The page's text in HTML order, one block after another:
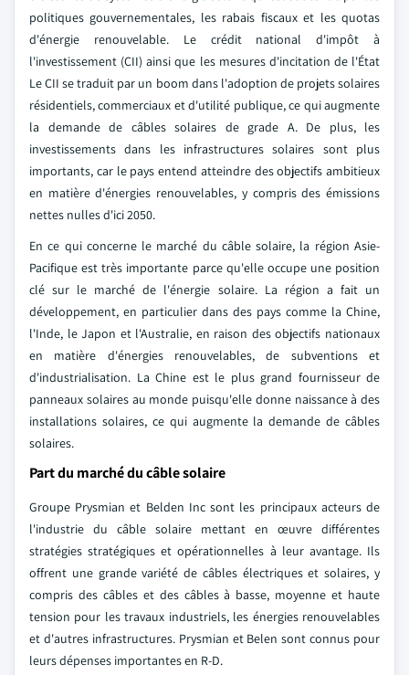
politiques gouvernementales, les rabais fiscaux et les quotas
d'énergie renouvelable. Le crédit national d'impôt à
l'investissement (CII) ainsi que les mesures d'incitation de l'État
Le CII se traduit par un boom dans l'adoption de projets solaires
résidentiels, commerciaux et d'utilité publique, ce qui augmente
la demande de câbles solaires de grade A. De plus, les
investissements dans les infrastructures solaires sont plus
importants, car le pays entend atteindre des objectifs ambitieux
en matière d'énergies renouvelables, y compris des émissions
nettes nulles d'ici 2050.
En ce qui concerne le marché du câble solaire, la région Asie-
Pacifique est très importante parce qu'elle occupe une position
clé sur le marché de l'énergie solaire. La région a fait un
développement, en particulier dans des pays comme la Chine,
l'Inde, le Japon et l'Australie, en raison des objectifs nationaux
en matière d'énergies renouvelables, de subventions et
d'industrialisation. La Chine est le plus grand fournisseur de
panneaux solaires au monde puisqu'elle donne naissance à des
installations solaires, ce qui augmente la demande de câbles
solaires.
Part du marché du câble solaire
Groupe Prysmian et Belden Inc sont les principaux acteurs de
l'industrie du câble solaire mettant en œuvre différentes
stratégies stratégiques et opérationnelles à leur avantage. Ils
offrent une grande variété de câbles électriques et solaires, y
compris des câbles et des câbles à basse, moyenne et haute
tension pour les travaux industriels, les énergies renouvelables
et d'autres infrastructures. Prysmian et Belen sont connus pour
leurs dépenses importantes en R-D.